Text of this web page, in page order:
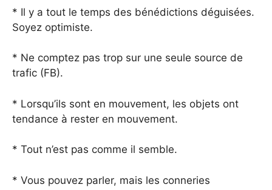
* Il y a tout le temps des bénédictions déguisées.
Soyez optimiste.
* Ne comptez pas trop sur une seule source de
trafic (FB).
* Lorsqu’ils sont en mouvement, les objets ont
tendance à rester en mouvement.
* Tout n’est pas comme il semble.
* Vous pouvez parler, mais les conneries